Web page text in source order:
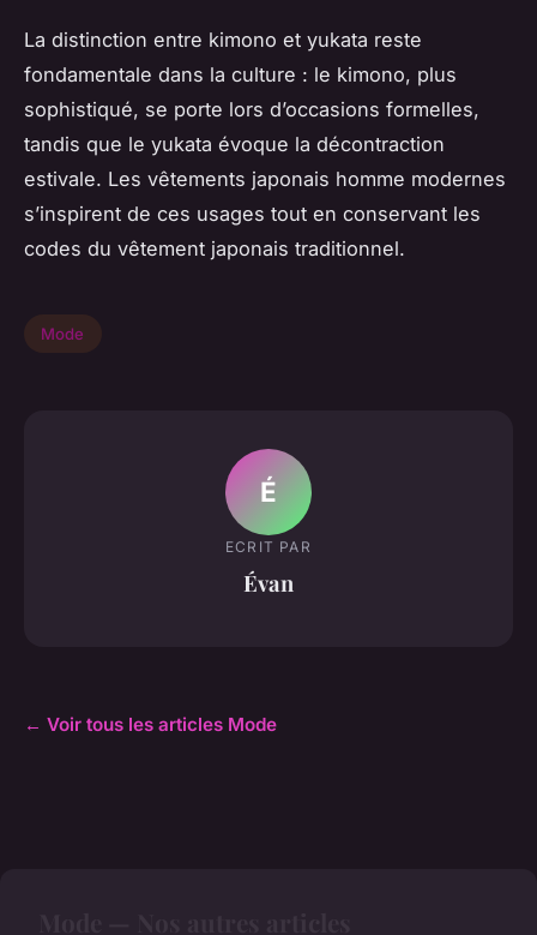
La distinction entre kimono et yukata reste
fondamentale dans la culture : le kimono, plus
sophistiqué, se porte lors d’occasions formelles,
tandis que le yukata évoque la décontraction
estivale. Les vêtements japonais homme modernes
s’inspirent de ces usages tout en conservant les
codes du vêtement japonais traditionnel.
Mode
É
ECRIT PAR
Évan
← Voir tous les articles Mode